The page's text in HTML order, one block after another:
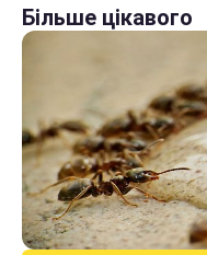
Більше цікавого